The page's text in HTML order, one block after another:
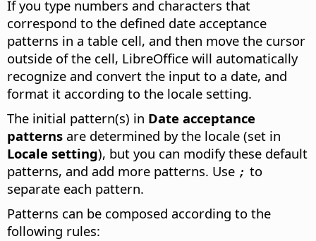
If you type numbers and characters that
correspond to the defined date acceptance
patterns in a table cell, and then move the cursor
outside of the cell, LibreOffice will automatically
recognize and convert the input to a date, and
format it according to the locale setting.
The initial pattern(s) in Date acceptance
patterns are determined by the locale (set in
Locale setting), but you can modify these default
patterns, and add more patterns. Use ; to
separate each pattern.
Patterns can be composed according to the
following rules: